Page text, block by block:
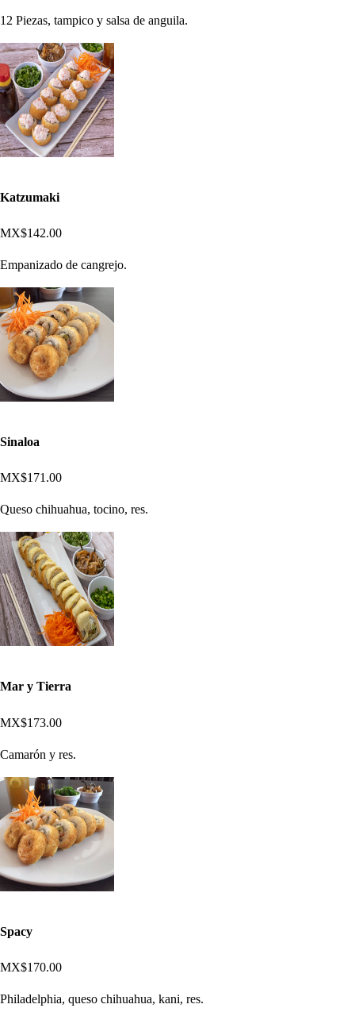
12 Piezas, tampico y salsa de anguila.
Katzumaki
MX$142.00
Empanizado de cangrejo.
Sinaloa
MX$171.00
Queso chihuahua, tocino, res.
Mar y Tierra
MX$173.00
Camarón y res.
Spacy
MX$170.00
Philadelphia, queso chihuahua, kani, res.